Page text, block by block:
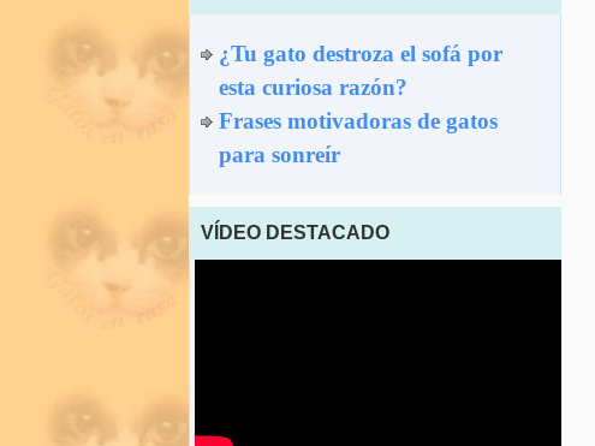
¿Tu gato destroza el sofá por
esta curiosa razón?
Frases motivadoras de gatos
para sonreír
VÍDEO DESTACADO